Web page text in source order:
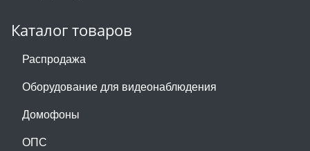
Каталог товаров
Распродажа
Оборудование для видеонаблюдения
Домофоны
ОПС